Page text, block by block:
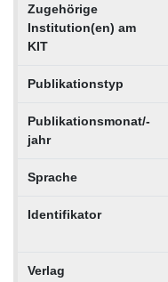
Zugehörige
Institution(en) am
KIT
Publikationstyp
Publikationsmonat/-
jahr
Sprache
Identifikator
Verlag